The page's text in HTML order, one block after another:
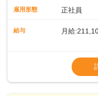
や歩行数が約40%も削減
なDX（デジタルトランス
います。私たちは、多様
に合わせた柔軟な勤務時
雇用形態 正社員
給与 月給
※残業代全
※経験に
給